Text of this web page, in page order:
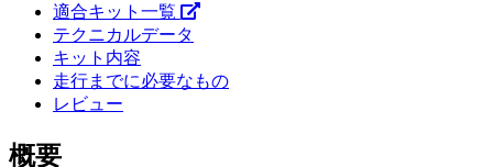
適合キット一覧
テクニカルデータ
キット内容
走行までに必要なもの
レビュー
概要